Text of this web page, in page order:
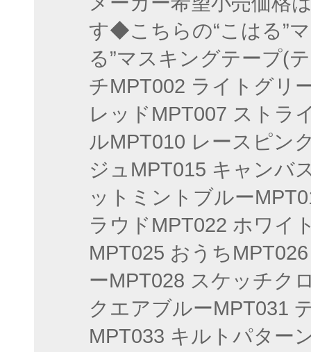
す◆こちらの“こはる”
る”マスキングテープ(
チMPT002 ライトグリ
レッドMPT007 ストラ
ルMPT010 レースピン
ジュMPT015 キャンバ
ットミントブルー
ラウドMPT022 ホワイ
MPT025 おうち
ーMPT028 スケッチク
クエアブルーMPT031
MPT033 キルトパター